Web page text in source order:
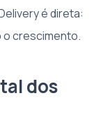
é direta:
o crescimento.
dos